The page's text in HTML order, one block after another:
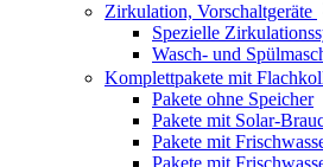
Zirkulation, Vorschaltgeräte
Spezielle
Wasch- und
Komplettpakete mit
Pakete ohne Speicher
Pakete mit Solar-
Pakete mit
Pakete mit